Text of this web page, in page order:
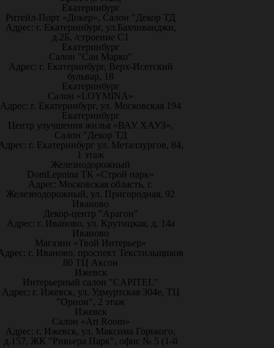
Екатеринбург
Ритейл-Порт «Докер», Салон "Декор ТД
Адрес: г. Екатеринбург, ул.Бахчиванджи,
д.2Б, /строение С1
Екатеринбург
Салон "Сан Марко"
Адрес: г. Екатеринбург, Верх-Исетский
бульвар, 18
Екатеринбург
Салон «LOYMINA»
Адрес: г. Екатеринбург, ул. Московская 194
Екатеринбург
Центр улучшения жилья «ВАУ ХАУЗ»,
Салон "Декор ТД
г. Екатеринбург ул. Металлургов, 84,
1 этаж
Железнодорожный
DomLepnina ТК «Строй парк»
Адрес: Московская область, г.
Железнодорожный, ул. Пригородная, 92
Иваново
Декор-центр "Арагон"
Адрес: г. Иваново, ул. Крутицкая, д. 14а
Иваново
Магазин «Твой Интерьер»
г. Иваново, проспект Текстильщиков
80 ТЦ Аксон
Ижевск
Интерьерный салон "CAPITEL"
Адрес: г. Ижевск, ул. Удмуртская 304е, ТЦ
"Орион", 2 этаж
Ижевск
Салон «Art Room»
Адрес: г. Ижевск, ул. Максима Горького,
д.157, ЖК "Ривьера Парк", офис № 5 (1-й